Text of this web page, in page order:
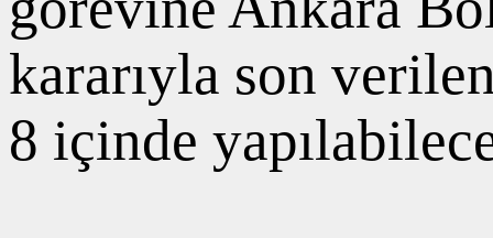
kararıyla son
8 içinde